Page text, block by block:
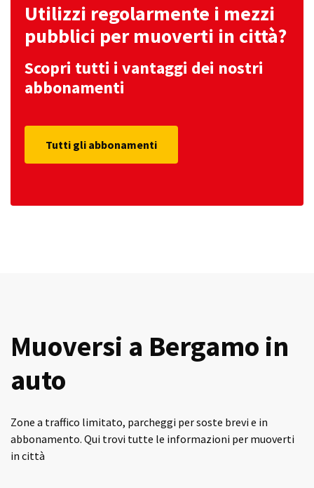
Utilizzi regolarmente i mezzi
pubblici per muoverti in città?
Scopri tutti i vantaggi dei nostri
abbonamenti
Tutti gli abbonamenti
Muoversi a Bergamo in
auto
Zone a traffico limitato, parcheggi per soste brevi e in
abbonamento. Qui trovi tutte le informazioni per muoverti
in città